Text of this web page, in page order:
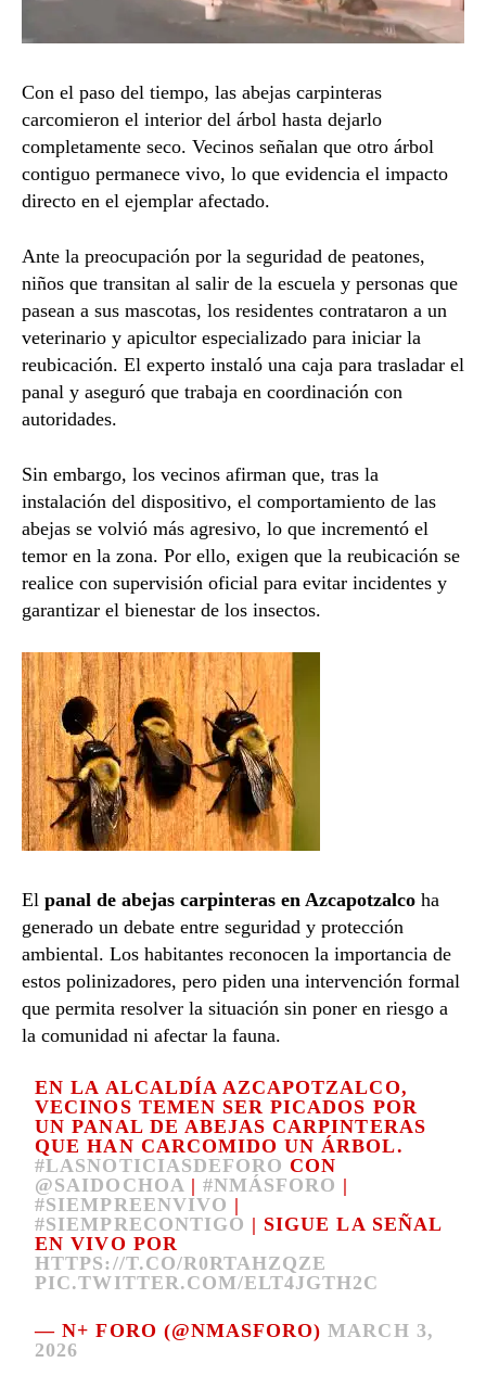
Con el paso del tiempo, las abejas carpinteras
carcomieron el interior del árbol hasta dejarlo
completamente seco. Vecinos señalan que otro árbol
contiguo permanece vivo, lo que evidencia el impacto
directo en el ejemplar afectado.
Ante la preocupación por la seguridad de peatones,
niños que transitan al salir de la escuela y personas que
pasean a sus mascotas, los residentes contrataron a un
veterinario y apicultor especializado para iniciar la
reubicación. El experto instaló una caja para trasladar el
panal y aseguró que trabaja en coordinación con
autoridades.
Sin embargo, los vecinos afirman que, tras la
instalación del dispositivo, el comportamiento de las
abejas se volvió más agresivo, lo que incrementó el
temor en la zona. Por ello, exigen que la reubicación se
realice con supervisión oficial para evitar incidentes y
garantizar el bienestar de los insectos.
El panal de abejas carpinteras en Azcapotzalco ha
generado un debate entre seguridad y protección
ambiental. Los habitantes reconocen la importancia de
estos polinizadores, pero piden una intervención formal
que permita resolver la situación sin poner en riesgo a
la comunidad ni afectar la fauna.
EN LA ALCALDÍA AZCAPOTZALCO,
VECINOS TEMEN SER PICADOS POR
UN PANAL DE ABEJAS CARPINTERAS
QUE HAN CARCOMIDO UN ÁRBOL.
#LASNOTICIASDEFORO CON
@SAIDOCHOA | #NMÁSFORO |
#SIEMPREENVIVO |
#SIEMPRECONTIGO | SIGUE LA SEÑAL
EN VIVO POR
HTTPS://T.CO/R0RTAHZQZE
PIC.TWITTER.COM/ELT4JGTH2C
— N+ FORO (@NMASFORO)MARCH 3,
2026